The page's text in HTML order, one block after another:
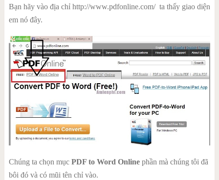
Bạn hãy vào địa chỉ http://www.pdfonline.com/ ta thấy giao diện
em nó đây.
Chúng ta chọn mục PDF to Word Onlinephần mà chúng tôi đã
bôi đó và có mũi tên chỉ vào.